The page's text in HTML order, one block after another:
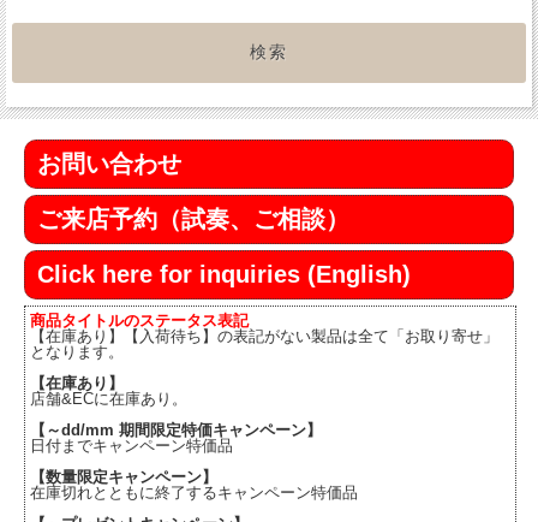
お問い合わせ
ご来店予約（試奏、ご相談）
Click here for inquiries (English)
商品タイトルのステータス表記
【在庫あり】【入荷待ち】の表記がない製品は全て「お取り寄せ」
となります。
【在庫あり】
店舗&ECに在庫あり。
【～dd/mm 期間限定特価キャンペーン】
日付までキャンペーン特価品
【数量限定キャンペーン】
在庫切れとともに終了するキャンペーン特価品